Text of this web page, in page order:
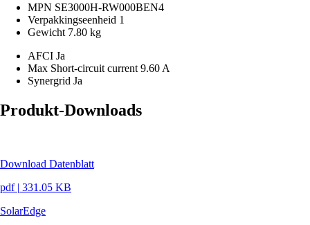
MPN SE3000H-RW000BEN4
Verpakkingseenheid 1
Gewicht 7.80 kg
AFCI Ja
Max Short-circuit current 9.60 A
Synergrid Ja
Produkt-Downloads
Download Datenblatt
pdf | 331.05 KB
SolarEdge